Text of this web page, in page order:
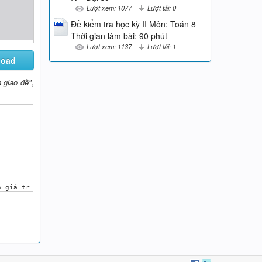
giao đề",
Lượt xem: 1077 Lượt tải: 0
Đề kiểm tra học kỳ II Môn: Toán 8
Thời gian làm bài: 90 phút
Lượt xem: 1137 Lượt tải: 1